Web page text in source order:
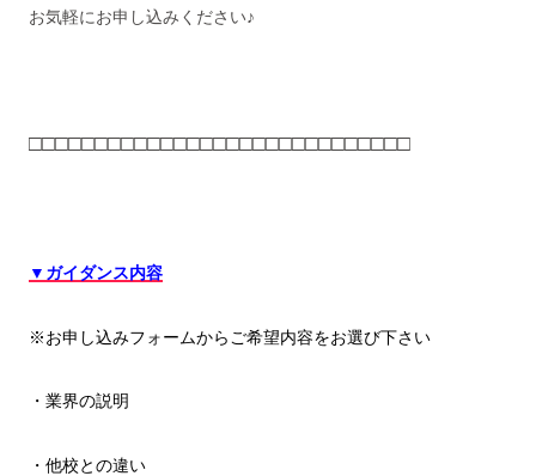
お気軽にお申し込みください♪
□□□□□□□□□□□□□□□□□□□□□□□□□□□□□
▼ガイダンス内容
※お申し込みフォームからご希望内容をお選び下さい
・業界の説明
・他校との違い